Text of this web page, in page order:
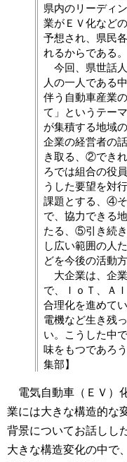
県内のリーディ
業がＥＶ化など
予想され、県民
れるからである。
今回、県世話
人の一人である
伴う自動車産業
て」というテー
が集積する地域
企業の経営者の
き取る、②でき
ろでは組合の役
うした要望を対
課題とする、④
で、協力できる
たる、⑤引き続
し広い範囲の人
どを今後の活動
大企業は、企
で、ＩｏＴ、Ａ
合理化を進めて
電機など生き残
い。こうした中
味をもつであろ
集部】
電気自動車（ＥＶ）
業には大きな構造的な
背景についてお話しし
大きな構造変化の中で